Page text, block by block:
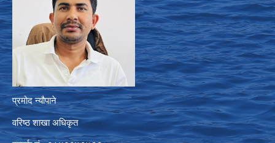
प्रमोद न्यौपाने
वरिष्ठ शाखा अधिकृत